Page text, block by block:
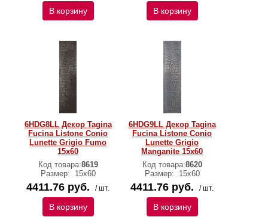
В корзину В корзину
6HDG8LL Декор Tagina
Fucina Listone Conio
Lunette Grigio Fumo
15x60
Код товара:8619
Размер:
15x60
4411.76 руб. / шт.
В корзину
6HDG9LL Декор Tagina
Fucina Listone Conio
Lunette Grigio
Manganite 15x60
Код товара:8620
Размер:
15x60
4411.76 руб. / шт.
В корзину